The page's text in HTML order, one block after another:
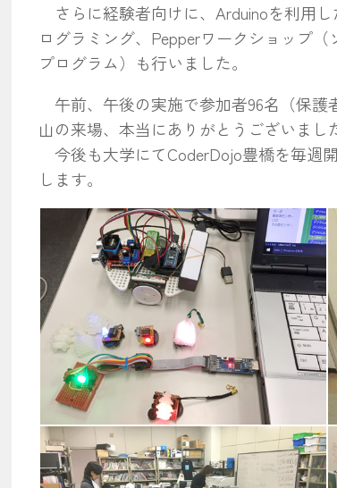
さらに経験者向けに、Arduinoを利用
ログラミング、Pepperワークショップ
プログラム）も行いました。
午前、午後の実施で参加者96名（保護
山の来場、本当にありがとうございまし
今後も大学にてCoderDojo豊橋を毎週
します。
LEDバッチ&Arduinoカー